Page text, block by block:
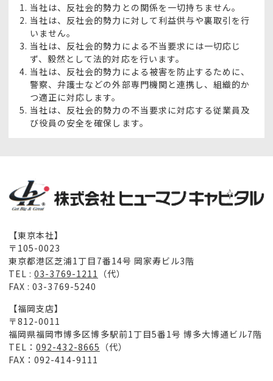
当社は、反社会的勢力との関係を一切持ちません。
当社は、反社会的勢力に対して利益供与や裏取引を行
いません。
当社は、反社会的勢力による不当要求には一切応じ
ず、毅然として法的対応を行います。
当社は、反社会的勢力による被害を防止するために、
警察、弁護士などの外部専門機関と連携し、組織的か
つ適正に対応します。
当社は、反社会的勢力の不当要求に対応する従業員及
び役員の安全を確保します。
【東京本社】
〒105-0023
東京都港区芝浦1丁目7番14号 岡家寿ビル3階
TEL :03-3769-1211 （代）
FAX : 03-3769-5240
【福岡支店】
〒812-0011
福岡県福岡市博多区博多駅前1丁目5番1号 博多大博通ビル7階
TEL：092-432-8665 （代）
FAX：092-414-9111